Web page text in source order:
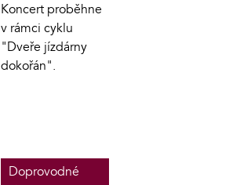
Koncert proběhne
v rámci cyklu
"Dveře jízdárny
dokořán".
Doprovodné